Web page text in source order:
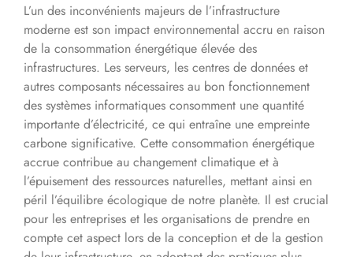
L’un des inconvénients majeurs de l’infrastructure
moderne est son impact environnemental accru en raison
de la consommation énergétique élevée des
infrastructures. Les serveurs, les centres de données et
autres composants nécessaires au bon fonctionnement
des systèmes informatiques consomment une quantité
importante d’électricité, ce qui entraîne une empreinte
carbone significative. Cette consommation énergétique
accrue contribue au changement climatique et à
l’épuisement des ressources naturelles, mettant ainsi en
péril l’équilibre écologique de notre planète. Il est crucial
pour les entreprises et les organisations de prendre en
compte cet aspect lors de la conception et de la gestion